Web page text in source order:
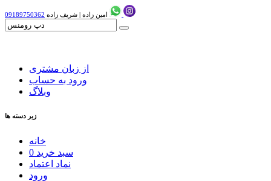
09189750362 امین زاده | شریف زاده
از زبان مشتری
ورود به حساب
وبلاگ
زیر دسته ها
خانه
0 سبد خرید
نماد اعتماد
ورود